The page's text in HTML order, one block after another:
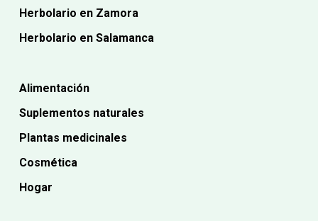
Herbolario en Zamora
Herbolario en Salamanca
Alimentación
Suplementos naturales
Plantas medicinales
Cosmética
Hogar